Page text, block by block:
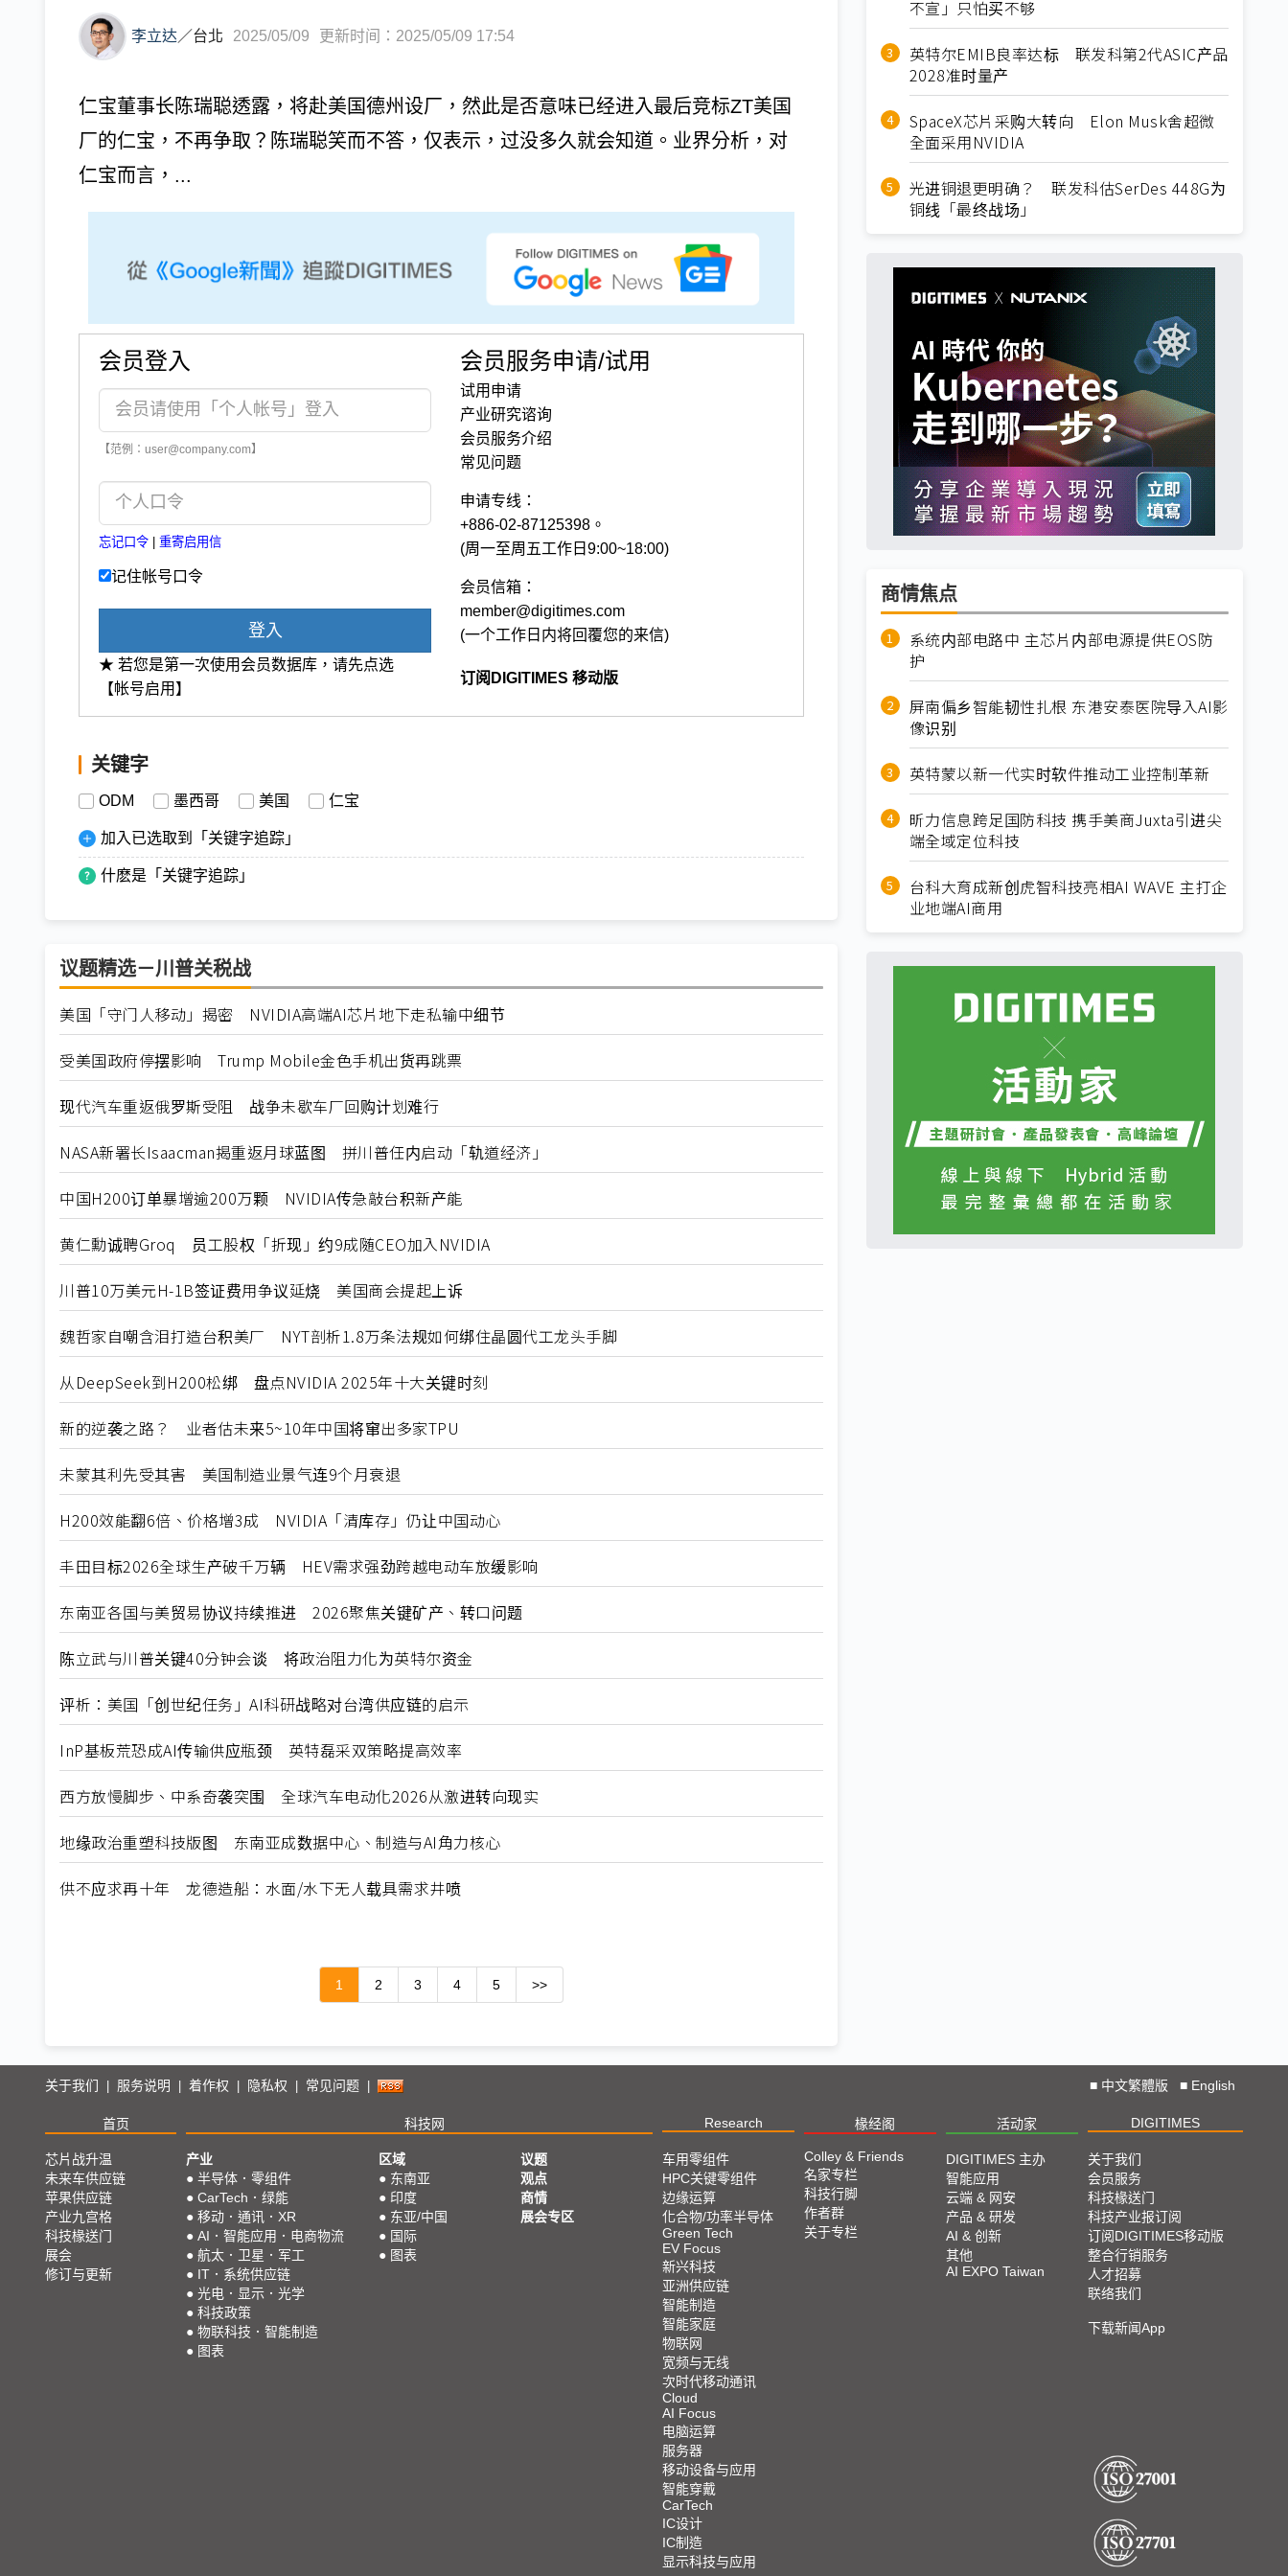
李立达／台北 2025/05/09 更新时间：2025/05/09 17:54
仁宝董事长陈瑞聪透露，将赴美国德州设厂，然此是否意味已经进入最后竞标ZT美国
厂的仁宝，不再争取？陈瑞聪笑而不答，仅表示，过没多久就会知道。业界分析，对
仁宝而言，...
会员登入
【范例：user@company.com】
忘记口令 | 重寄启用信
记住帐号口令
登入
★ 若您是第一次使用会员数据库，请先点选
【帐号启用】
会员服务申请/试用
试用申请
产业研究谘询
会员服务介绍
常见问题
申请专线：
+886-02-87125398。
(周一至周五工作日9:00~18:00)
会员信箱：
member@digitimes.com
(一个工作日内将回覆您的来信)
订阅DIGITIMES 移动版
关键字
ODM 墨西哥 美国 仁宝
加入已选取到「关键字追踪」
什麽是「关键字追踪」
议题精选－川普关税战
美国「守门人移动」揭密 NVIDIA高端AI芯片地下走私输中细节
受美国政府停摆影响 Trump Mobile金色手机出货再跳票
现代汽车重返俄罗斯受阻 战争未歇车厂回购计划难行
NASA新署长Isaacman揭重返月球蓝图 拼川普任内启动「轨道经济」
中国H200订单暴增逾200万颗 NVIDIA传急敲台积新产能
黄仁勳诚聘Groq 员工股权「折现」约9成随CEO加入NVIDIA
川普10万美元H-1B签证费用争议延烧 美国商会提起上诉
魏哲家自嘲含泪打造台积美厂 NYT剖析1.8万条法规如何绑住晶圆代工龙头手脚
从DeepSeek到H200松绑 盘点NVIDIA 2025年十大关键时刻
新的逆袭之路？ 业者估未来5~10年中国将窜出多家TPU
未蒙其利先受其害 美国制造业景气连9个月衰退
H200效能翻6倍、价格增3成 NVIDIA「清库存」仍让中国动心
丰田目标2026全球生产破千万辆 HEV需求强劲跨越电动车放缓影响
东南亚各国与美贸易协议持续推进 2026聚焦关键矿产、转口问题
陈立武与川普关键40分钟会谈 将政治阻力化为英特尔资金
评析：美国「创世纪任务」AI科研战略对台湾供应链的启示
InP基板荒恐成AI传输供应瓶颈 英特磊采双策略提高效率
西方放慢脚步、中系奇袭突围 全球汽车电动化2026从激进转向现实
地缘政治重塑科技版图 东南亚成数据中心、制造与AI角力核心
供不应求再十年 龙德造船：水面/水下无人载具需求井喷
1 2 3 4 5 >>
不宣」只怕买不够
英特尔EMIB良率达标 联发科第2代ASIC产品
2028准时量产
SpaceX芯片采购大转向 Elon Musk舍超微
全面采用NVIDIA
光进铜退更明确？ 联发科估SerDes 448G为
铜线「最终战场」
商情焦点
系统内部电路中 主芯片内部电源提供EOS防
护
屏南偏乡智能韧性扎根 东港安泰医院导入AI影
像识别
英特蒙以新一代实时软件推动工业控制革新
昕力信息跨足国防科技 携手美商Juxta引进尖
端全域定位科技
台科大育成新创虎智科技亮相AI WAVE 主打企
业地端AI商用
关于我们 | 服务说明 | 着作权 | 隐私权 | 常见问题 | ■ 中文繁體版 ■ English
首页 科技网 Research 椽经阁 活动家 DIGITIMES
芯片战升温
未来车供应链
苹果供应链
产业九宫格
科技椽送门
展会
修订与更新
产业
● 半导体．零组件
● CarTech．绿能
● 移动．通讯．XR
● AI．智能应用．电商物流
● 航太．卫星．军工
● IT．系统供应链
● 光电．显示．光学
● 科技政策
● 物联科技．智能制造
● 图表
区域
● 东南亚
● 印度
● 东亚/中国
● 国际
● 图表
议题
观点
商情
展会专区
车用零组件
HPC关键零组件
边缘运算
化合物/功率半导体
Green Tech
EV Focus
新兴科技
亚洲供应链
智能制造
智能家庭
物联网
宽频与无线
次时代移动通讯
Cloud
AI Focus
电脑运算
服务器
移动设备与应用
智能穿戴
CarTech
IC设计
IC制造
显示科技与应用
Colley & Friends
名家专栏
科技行脚
作者群
关于专栏
DIGITIMES 主办
智能应用
云端 & 网安
产品 & 研发
AI & 创新
其他
AI EXPO Taiwan
关于我们
会员服务
科技椽送门
科技产业报订阅
订阅DIGITIMES移动版
整合行销服务
人才招募
联络我们
下载新闻App